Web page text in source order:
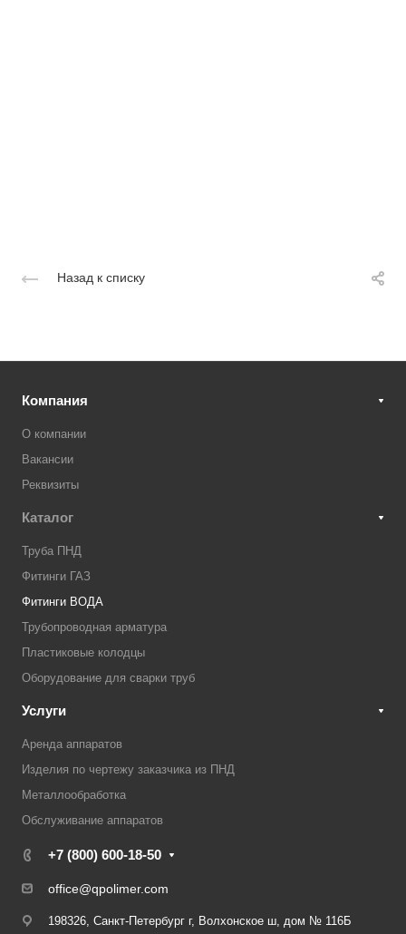
Назад к списку
Компания
О компании
Вакансии
Реквизиты
Каталог
Труба ПНД
Фитинги ГАЗ
Фитинги ВОДА
Трубопроводная арматура
Пластиковые колодцы
Оборудование для сварки труб
Услуги
Аренда аппаратов
Изделия по чертежу заказчика из ПНД
Металлообработка
Обслуживание аппаратов
+7 (800) 600-18-50
office@qpolimer.com
198326, Санкт-Петербург г, Волхонское ш, дом № 116Б